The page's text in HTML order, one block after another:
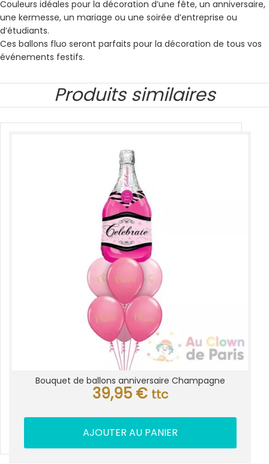
Couleurs idéales pour la décoration d’une fête, un anniversaire,
une kermesse, un mariage ou une soirée d’entreprise ou
d’étudiants.
Ces ballons fluo seront parfaits pour la décoration de tous vos
événements festifs.
Produits similaires
Bouquet de ballons anniversaire Champagne
39,95 € ttc
AJOUTER AU PANIER